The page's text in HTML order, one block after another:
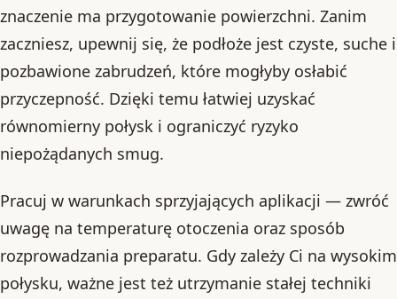
znaczenie ma przygotowanie powierzchni. Zanim
zaczniesz, upewnij się, że podłoże jest czyste, suche i
pozbawione zabrudzeń, które mogłyby osłabić
przyczepność. Dzięki temu łatwiej uzyskać
równomierny połysk i ograniczyć ryzyko
niepożądanych smug.
Pracuj w warunkach sprzyjających aplikacji — zwróć
uwagę na temperaturę otoczenia oraz sposób
rozprowadzania preparatu. Gdy zależy Ci na wysokim
połysku, ważne jest też utrzymanie stałej techniki